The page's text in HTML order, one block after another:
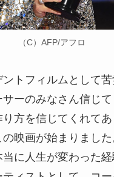
（C）AFP/アフロ
トフィルムとして苦
ーのみなさん信じて
方を信じてくれてあ
映画が始まりまし
に人生が変わった経